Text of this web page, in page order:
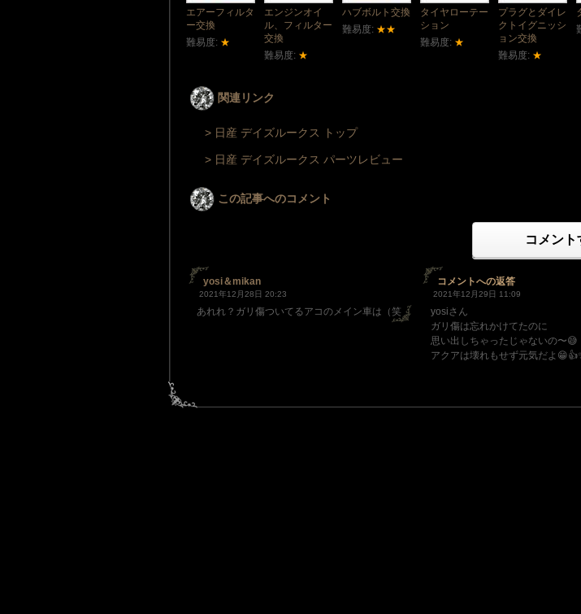
エアーフィルタ
ー交換
難易度: ★
エンジンオイ
ル、フィルター
交換
難易度: ★
ハブボルト交換
難易度: ★★
タイヤローテー
ション
難易度: ★
プラグとダイレ
クトイグニッシ
ョン交換
難易度: ★
関連リンク
> 日産 デイズルークス トップ
> 日産 デイズルークス パーツレビュー
この記事へのコメント
コメント
yosi＆mikan
2021年12月28日 20:23
あれれ？ガリ傷ついてるアコのメイン車は（笑
コメントへの返答
2021年12月29日 11:09
yosiさん
ガリ傷は忘れかけてたのに
思い出しちゃったじゃないの〜😅
アクアは壊れもせず元気だよ